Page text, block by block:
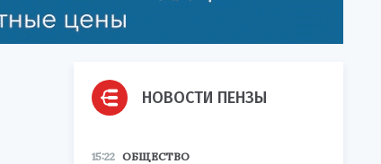
НОВОСТИ ПЕНЗЫ
15:22 ОБЩЕСТВО